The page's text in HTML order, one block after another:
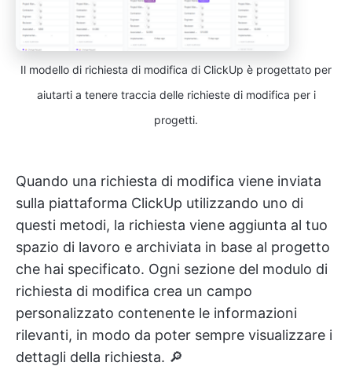
Il modello di richiesta di modifica di ClickUp è progettato per
aiutarti a tenere traccia delle richieste di modifica per i
progetti.
Quando una richiesta di modifica viene inviata
sulla piattaforma ClickUp utilizzando uno di
questi metodi, la richiesta viene aggiunta al tuo
spazio di lavoro e archiviata in base al progetto
che hai specificato. Ogni sezione del modulo di
richiesta di modifica crea un campo
personalizzato contenente le informazioni
rilevanti, in modo da poter sempre visualizzare i
dettagli della richiesta. 🔎